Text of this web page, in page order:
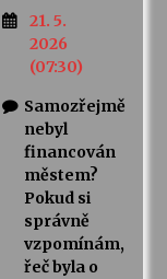
21. 5.
2026
(07:30)
Samozřejmě
nebyl
financován
městem?
Pokud si
správně
vzpomínám,
řeč byla o